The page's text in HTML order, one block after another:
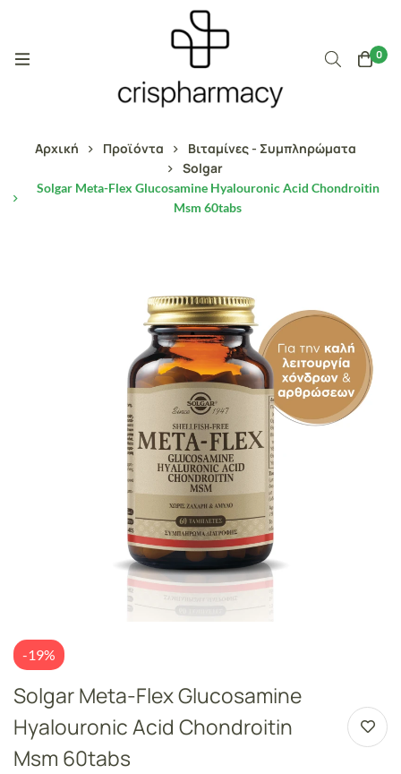
0
Αρχική Προϊόντα
Βιταμίνες - Συμπληρώματα
Solgar
Solgar Meta-Flex Glucosamine Hyalouronic Acid Chondroitin
Msm 60tabs
-19%
Solgar Meta-Flex Glucosamine
Hyalouronic Acid Chondroitin
Msm 60tabs